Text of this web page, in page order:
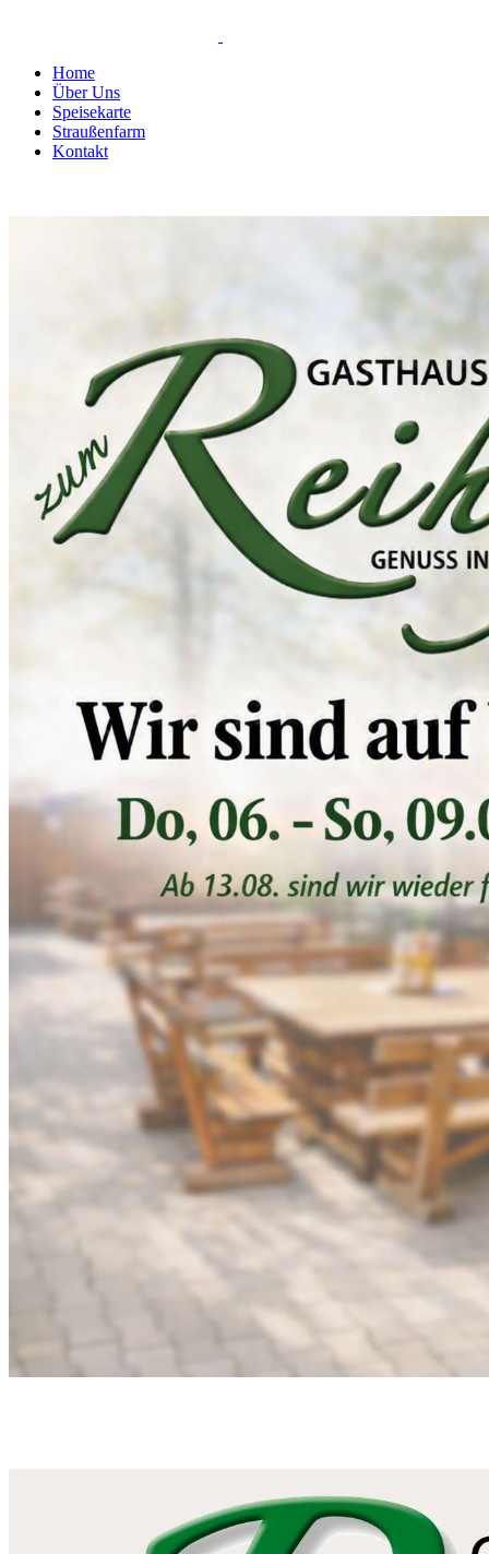
Home
Über Uns
Speisekarte
Straußenfarm
Kontakt